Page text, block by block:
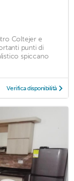
Coltejer e
punti di
spiccano
Verifica disponibilità